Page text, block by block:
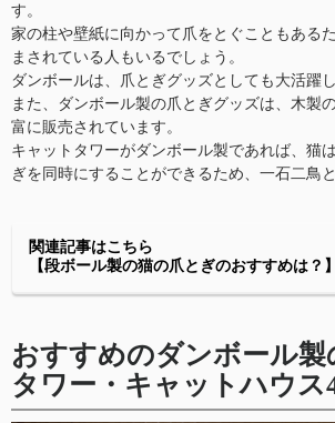
す。
家の柱や壁紙に向かって爪をとぐこともある
まされている人もいるでしょう。
ダンボールは、爪とぎグッズとしても大活躍
また、ダンボール製の爪とぎグッズは、木製
富に販売されています。
キャットタワーがダンボール製であれば、猫
ぎを同時にすることができるため、一石二鳥
関連記事はこちら
【段ボール製の猫の爪とぎのおすすめは？】
おすすめのダンボール製
タワー・キャットハウス